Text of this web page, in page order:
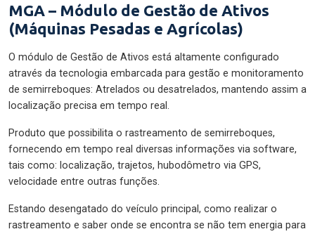
MGA – Módulo de Gestão de Ativos
(Máquinas Pesadas e Agrícolas)
O módulo de Gestão de Ativos está altamente configurado
através da tecnologia embarcada para gestão e monitoramento
de semirreboques: Atrelados ou desatrelados, mantendo assim a
localização precisa em tempo real.
Produto que possibilita o rastreamento de semirreboques,
fornecendo em tempo real diversas informações via software,
tais como: localização, trajetos, hubodômetro via GPS,
velocidade entre outras funções.
Estando desengatado do veículo principal, como realizar o
rastreamento e saber onde se encontra se não tem energia para